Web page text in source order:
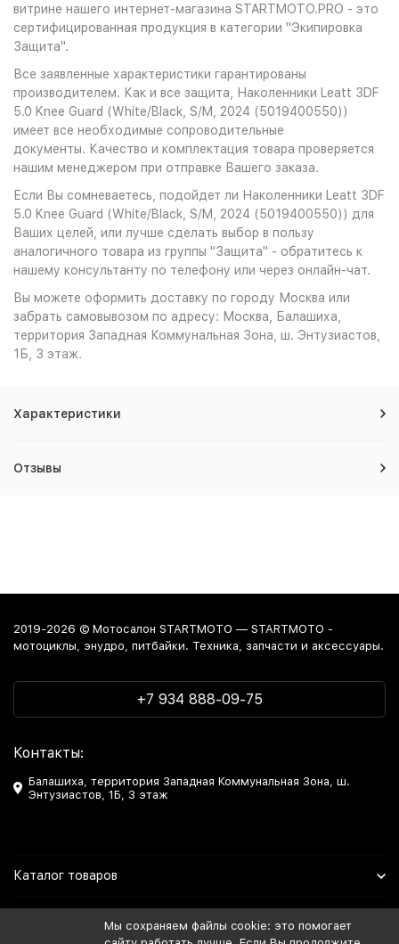
витрине нашего интернет-магазина STARTMOTO.PRO - это
сертифицированная продукция в категории "Экипировка
Защита".
Все заявленные характеристики гарантированы
производителем. Как и все защита, Наколенники Leatt 3DF
5.0 Knee Guard (White/Black, S/M, 2024 (5019400550))
имеет все необходимые сопроводительные
документы. Качество и комплектация товара проверяется
нашим менеджером при отправке Вашего заказа.
Если Вы сомневаетесь, подойдет ли Наколенники Leatt 3DF
5.0 Knee Guard (White/Black, S/M, 2024 (5019400550)) для
Ваших целей, или лучше сделать выбор в пользу
аналогичного товара из группы "Защита" - обратитесь к
нашему консультанту по телефону или через онлайн-чат.
Вы можете оформить доставку по городу Москва или
забрать самовывозом по адресу: Москва, Балашиха,
территория Западная Коммунальная Зона, ш. Энтузиастов,
1Б, 3 этаж.
Характеристики
Отзывы
2019-2026 © Мотосалон STARTMOTO — STARTMOTO -
мотоциклы, энудро, питбайки. Техника, запчасти и аксессуары.
+7 934 888-09-75
Контакты:
Балашиха, территория Западная Коммунальная Зона, ш.
Энтузиастов, 1Б, 3 этаж
Каталог товаров
Мы сохраняем файлы cookie: это помогает